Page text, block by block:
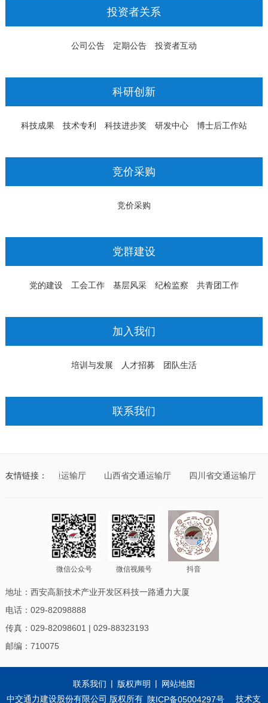
投资者关系
公司公告 定期公告 投资者互动
科研创新
科技成果 技术专利 科技进步奖 研发中心 博士后工作站
竞价采购
竞价采购
党群建设
党的建设 工会工作 基层风采 纪检监察 共青团工作
加入我们
培训与发展 人才招募 团队生活
联系我们
友情链接：
尔自治区交通运输厅 山西省交通运输厅 四川省交通运输厅
微信公众号 微信视频号 抖音
地址：西安高新技术产业开发区科技一路通力大厦
电话：029-82098888
传真：029-82098601 | 029-88323193
邮编：710075
联系我们 | 版权声明 | 网站地图
中交通力建设股份有限公司 版权所有 陕ICP备05004297号 技术支